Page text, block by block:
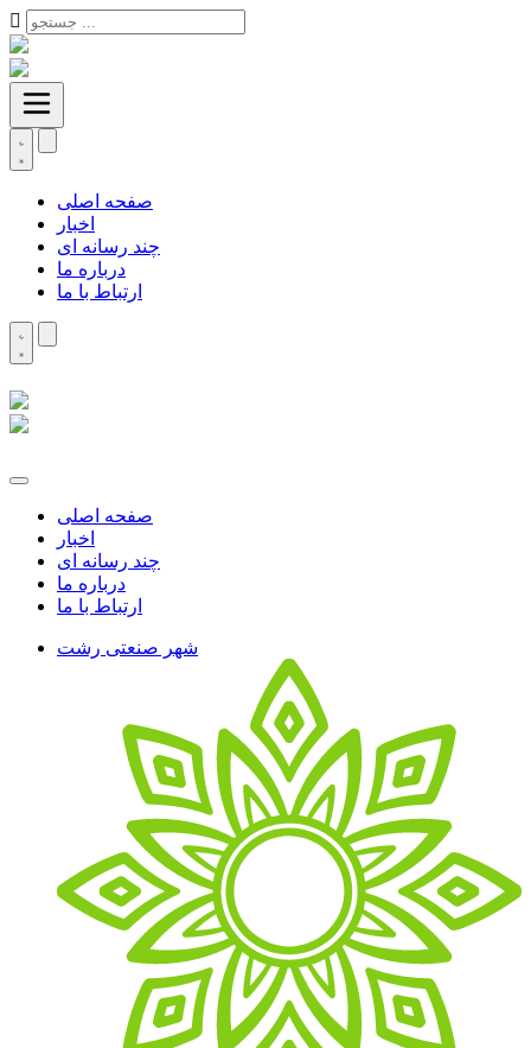
صفحه اصلی
اخبار
چند رسانه ای
درباره ما
ارتباط با ما
صفحه اصلی
اخبار
چند رسانه ای
درباره ما
ارتباط با ما
شهر صنعتی رشت